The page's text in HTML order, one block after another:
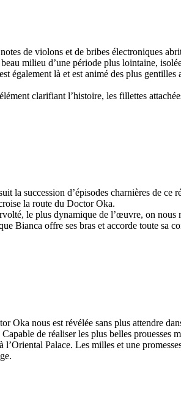
de violons et de bribes électroniques
milieu d’une période plus lointaine,
également là et est animé des plus
clarifiant l’histoire, les fillettes
la succession d’épisodes charnières de ce
la route du Doctor Oka.
le plus dynamique de l’œuvre, on
Bianca offre ses bras et accorde toute sa
Oka nous est révélée sans plus attendre
de réaliser les plus belles prouesses
Palace. Les milles et une